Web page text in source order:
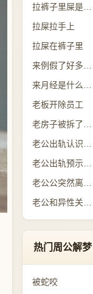
拉屎拉手上
拉屎在裤子里
老板开除员工
热门周公解梦
被蛇咬